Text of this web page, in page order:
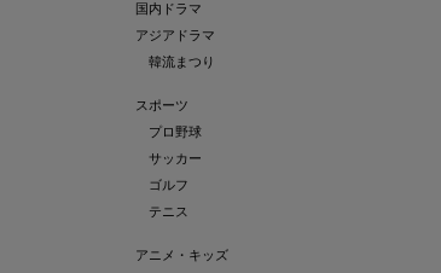
国内ドラマ
アジアドラマ
韓流まつり
スポーツ
プロ野球
サッカー
ゴルフ
テニス
アニメ・キッズ